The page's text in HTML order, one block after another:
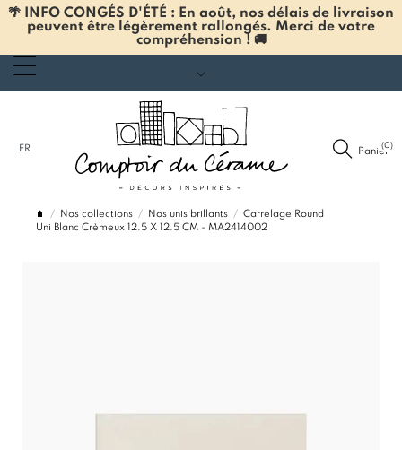
🌴 INFO CONGÉS D'ÉTÉ : En août, nos délais de livraison
peuvent être légèrement rallongés. Merci de votre
compréhension ! 🚚
FR Panier
(0)
Nos collections Nos unis brillants
Carrelage Round
Uni Blanc Crèmeux 12.5 X 12.5 CM - MA2414002